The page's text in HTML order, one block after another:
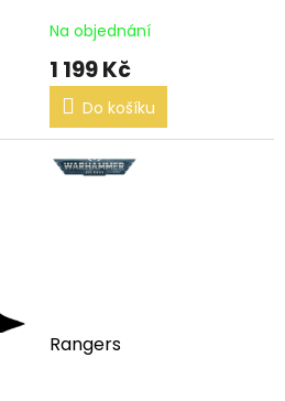
Na objednání
1 199 Kč
Do košíku
Rangers